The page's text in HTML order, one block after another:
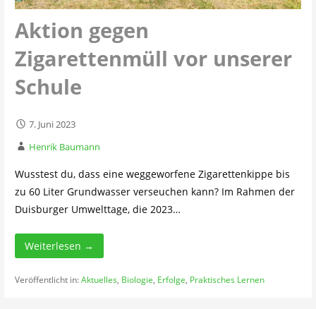
Aktion gegen
Zigarettenmüll vor unserer
Schule
7. Juni 2023
Henrik Baumann
Wusstest du, dass eine weggeworfene Zigarettenkippe bis
zu 60 Liter Grundwasser verseuchen kann? Im Rahmen der
Duisburger Umwelttage, die 2023…
Weiterlesen →
Veröffentlicht in:Aktuelles, Biologie, Erfolge, Praktisches Lernen